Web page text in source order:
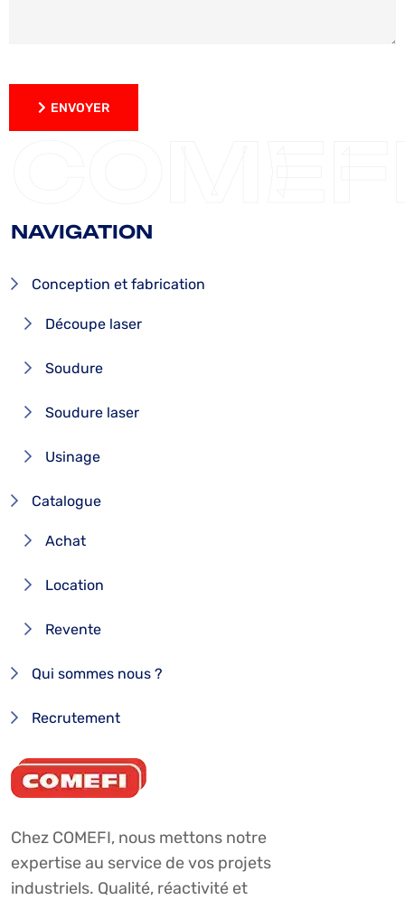
ENVOYER
NAVIGATION
Conception et fabrication
Découpe laser
Soudure
Soudure laser
Usinage
Catalogue
Achat
Location
Revente
Qui sommes nous ?
Recrutement
Chez COMEFI, nous mettons notre
expertise au service de vos projets
industriels. Qualité, réactivité et